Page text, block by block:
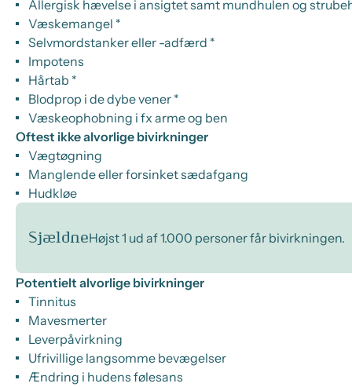
Allergisk hævelse i ansigtet samt mundhulen og
Væskemangel *
Selvmordstanker eller -adfærd *
Impotens
Hårtab *
Blodprop i de dybe vener *
Væskeophobning i fx arme og ben
Oftest ikke alvorlige bivirkninger
Vægtøgning
Manglende eller forsinket sædafgang
Hudkløe
SjældneHøjst 1 ud af 1.000 personer får bivirkningen.
Potentielt alvorlige bivirkninger
Tinnitus
Mavesmerter
Leverpåvirkning
Ufrivillige langsomme bevægelser
Ændring i hudens følesans